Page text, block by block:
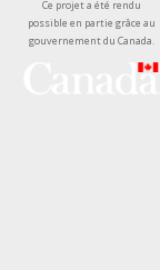
Ce projet a été rendu
possible en partie grâce au
gouvernement du Canada.